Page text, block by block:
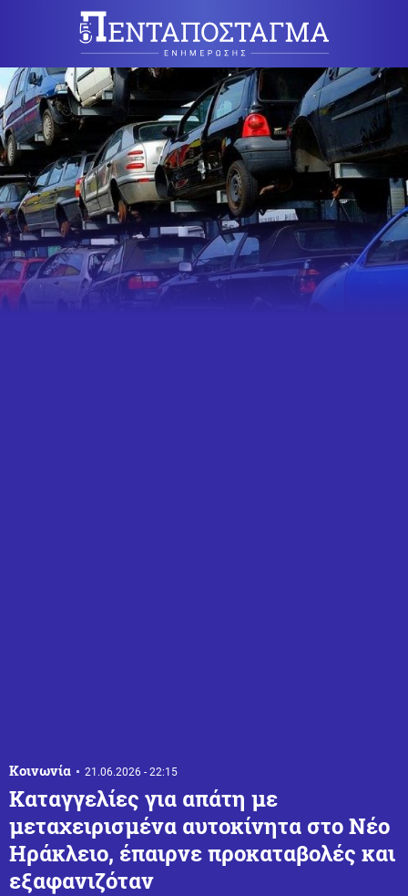
Κοινωνία 21.06.2026 - 22:15
Καταγγελίες για απάτη με
μεταχειρισμένα αυτοκίνητα στο Νέο
Ηράκλειο, έπαιρνε προκαταβολές και
εξαφανιζόταν